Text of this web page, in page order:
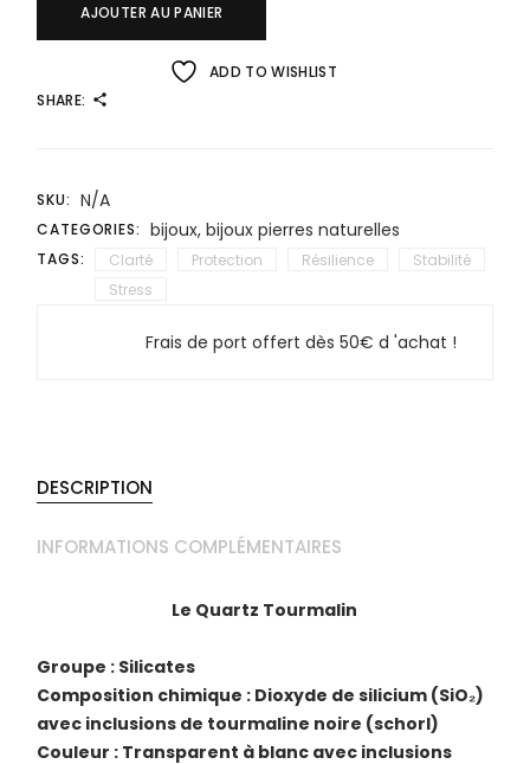
AJOUTER AU PANIER
ADD TO WISHLIST
SHARE:
SKU: N/A
CATEGORIES: bijoux, bijoux pierres naturelles
TAGS: Clarté Protection Résilience
Stabilité
Stress
Frais de port offert dès 50€ d 'achat !
DESCRIPTION
INFORMATIONS COMPLÉMENTAIRES
Le Quartz Tourmalin
Groupe : Silicates
Composition chimique : Dioxyde de silicium (SiO₂)
avec inclusions de tourmaline noire (schorl)
Couleur : Transparent à blanc avec inclusions